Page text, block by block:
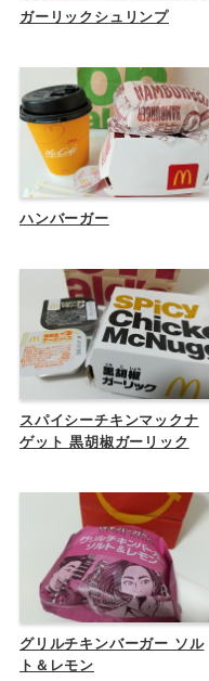
ガーリックシュリンプ
ハンバーガー
スパイシーチキンマックナ
ゲット 黒胡椒ガーリック
グリルチキンバーガー ソル
ト＆レモン